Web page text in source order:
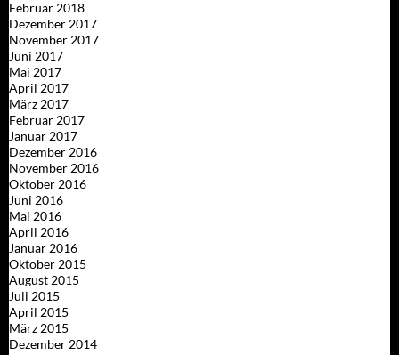
Februar 2018
Dezember 2017
November 2017
Juni 2017
Mai 2017
April 2017
März 2017
Februar 2017
Januar 2017
Dezember 2016
November 2016
Oktober 2016
Juni 2016
Mai 2016
April 2016
Januar 2016
Oktober 2015
August 2015
Juli 2015
April 2015
März 2015
Dezember 2014